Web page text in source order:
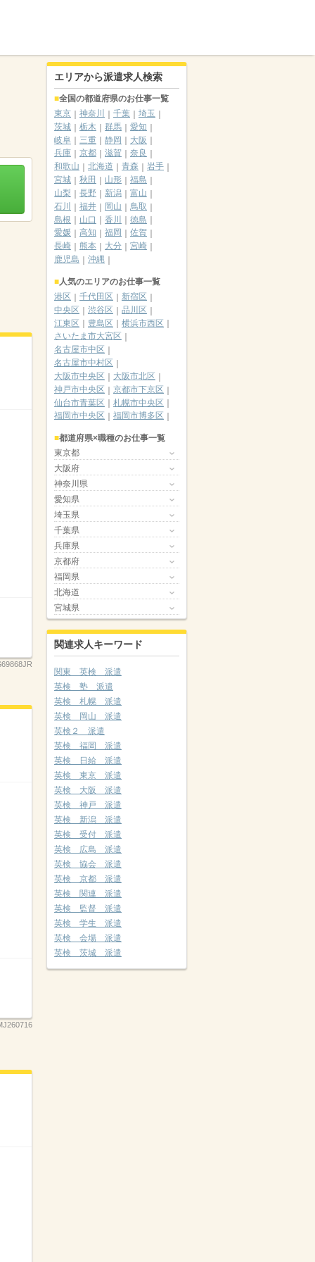
エリアから派遣求人検索
全国の都道府県のお仕事一覧
東京
神奈川 千葉
埼玉
茨城
栃木 群馬
愛知
岐阜
三重 静岡
大阪
兵庫
京都 滋賀
奈良
和歌山
北海道 青森
岩手
宮城
秋田 山形
福島
山梨
長野 新潟
富山
石川
福井 岡山
鳥取
島根
山口 香川
徳島
愛媛
高知 福岡
佐賀
長崎
熊本 大分
宮崎
鹿児島
沖縄
人気のエリアのお仕事一覧
港区
千代田区
新宿区
中央区
渋谷区
品川区
江東区
豊島区
横浜市西区
さいたま市大宮区
名古屋市中区
名古屋市中村区
大阪市中央区
大阪市北区
神戸市中央区
京都市下京区
仙台市青葉区
札幌市中央区
福岡市中央区
福岡市博多区
都道府県×職種のお仕事一覧
東京都
大阪府
神奈川県
愛知県
埼玉県
千葉県
兵庫県
京都府
福岡県
北海道
宮城県
関連求人キーワード
関東 英検 派遣
英検 塾 派遣
英検 札幌 派遣
英検 岡山 派遣
英検２ 派遣
英検 福岡 派遣
英検 日給 派遣
英検 東京 派遣
英検 大阪 派遣
英検 神戸 派遣
英検 新潟 派遣
英検 受付 派遣
英検 広島 派遣
英検 協会 派遣
英検 京都 派遣
英検 関連 派遣
英検 監督 派遣
英検 学生 派遣
英検 会場 派遣
英検 茨城 派遣